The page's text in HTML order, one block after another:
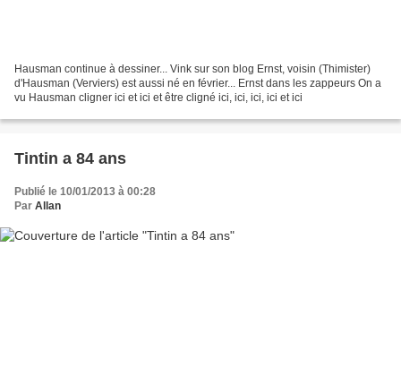
Hausman continue à dessiner... Vink sur son blog Ernst, voisin (Thimister)
d'Hausman (Verviers) est aussi né en février... Ernst dans les zappeurs On a
vu Hausman cligner ici et ici et être cligné ici, ici, ici, ici et ici
Tintin a 84 ans
Publié le 10/01/2013 à 00:28
Par Allan